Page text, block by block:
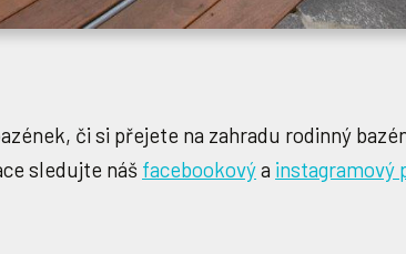
či si přejete na zahradu rodinný
sledujte náš facebookovýa instagramový